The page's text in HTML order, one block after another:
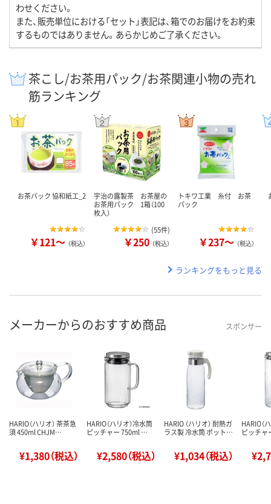
わせください。
また、販売単位における「セット」表記は、箱でのお届けをお約束
するものではありません。あらかじめご了承ください。
茶こし/お茶用パック/お茶関連小物の売れ
筋ランキング
お茶パック 協和紙工_2
￥121～ （税込）
宇治の露製茶 お茶屋の
お茶用パック 1箱（100
枚入）
(55件)
￥250 （税込）
トキワ工業 糸付 お茶
パック
￥237～ （税込）
ランキングをもっと見る
メーカーからのおすすめ商品 スポンサー
HARIO（ハリオ） 茶茶急
須 450ml CHJM…
¥1,380（税込）
HARIO（ハリオ）冷水筒
ピッチャー 750ml …
¥2,580（税込）
HARIO （ハリオ） 耐熱ガ
ラス製 冷水筒 ポット…
¥1,034（税込）
HARIO（
ピッチ